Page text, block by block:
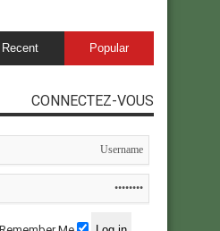
Popular
Recent
CONNECTEZ-VOUS